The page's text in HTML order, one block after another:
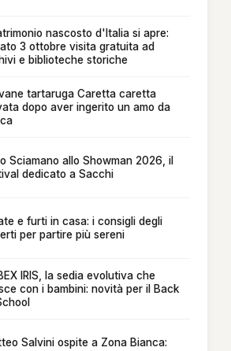
nascosto d'Italia si apre:
3 ottobre visita gratuita ad
e biblioteche storiche
tartaruga Caretta caretta
dopo aver ingerito un amo da
Sciamano allo Showman 2026, il
dedicato a Sacchi
e furti in casa: i consigli degli
per partire più sereni
IRIS, la sedia evolutiva che
con i bambini: novità per il Back
Salvini ospite a Zona Bianca: